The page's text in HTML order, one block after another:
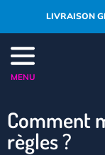
LIVRAISON
MENU
Comment
règles ?